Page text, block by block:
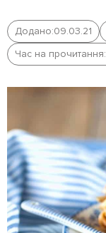
Додано:09.03.21
Час на прочитання: